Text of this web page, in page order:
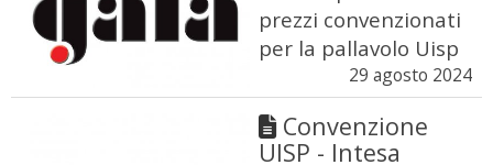
prezzi convenzionati
per la pallavolo Uisp
29 agosto 2024
Convenzione
UISP - Intesa